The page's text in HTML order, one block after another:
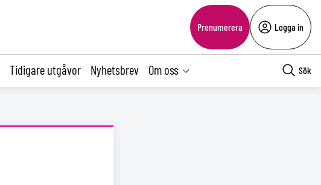
Prenumerera Logga in
Tidigare utgåvor Nyhetsbrev Om oss Sök